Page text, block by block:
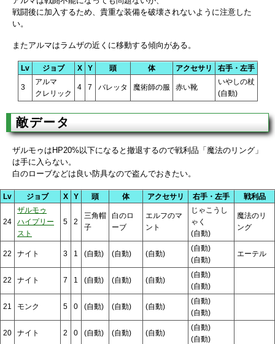
戦闘後に加入するため、貴重な装備を破壊されないように注意した
い。
またアルマはラムザの近くに移動する傾向がある。
Lv ジョブ X Y 頭 体 アクセサリ 右手・左手
3
アルマ
クレリック
4 7 バレッタ 魔術師の服 赤い靴
いやしの杖
(自動)
敵データ
ザルモゥはHP20%以下になると撤退するので戦利品「魔法のリング」
は手に入らない。
白のローブなどは良い防具なので盗んでおきたい。
Lv ジョブ X Y 頭 体 アクセサリ 右手・左手 戦利品
24
ザルモゥ
ハイプリー
スト
5 2
三角帽
子
白のロ
ーブ
エルフのマ
ント
じゃこうし
ゃく
(自動)
魔法のリ
ング
22 ナイト 3 1 (自動) (自動) (自動)
(自動)
(自動)
エーテル
22 ナイト 7 1 (自動) (自動) (自動)
(自動)
(自動)
21 モンク 5 0 (自動) (自動) (自動)
(自動)
(自動)
20 ナイト 2 0 (自動) (自動) (自動)
(自動)
(自動)